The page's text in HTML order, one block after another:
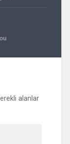
alanlar